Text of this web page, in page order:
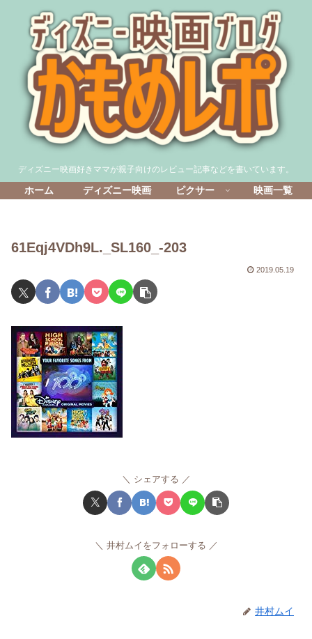
ディズニー映画好きママが親子向けのレビュー記事などを書いています。
ホーム ディズニー映画 ピクサー 映画一覧
61Eqj4VDh9L._SL160_-203
2019.05.19
シェアする
井村ムイをフォローする
井村ムイ